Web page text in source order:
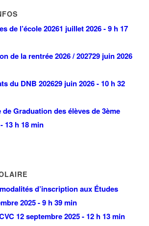
de l’école 20261 juillet 2026 - 9 h 17
de la rentrée 2026 / 202729 juin 2026
du DNB 202629 juin 2026 - 10 h 32
de Graduation des élèves de 3ème
13 h 18 min
d’inscription aux Études
2025 - 9 h 39 min
12 septembre 2025 - 12 h 13 min